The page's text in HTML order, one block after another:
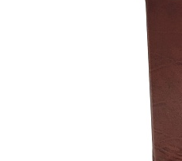
Мы рекомендуем